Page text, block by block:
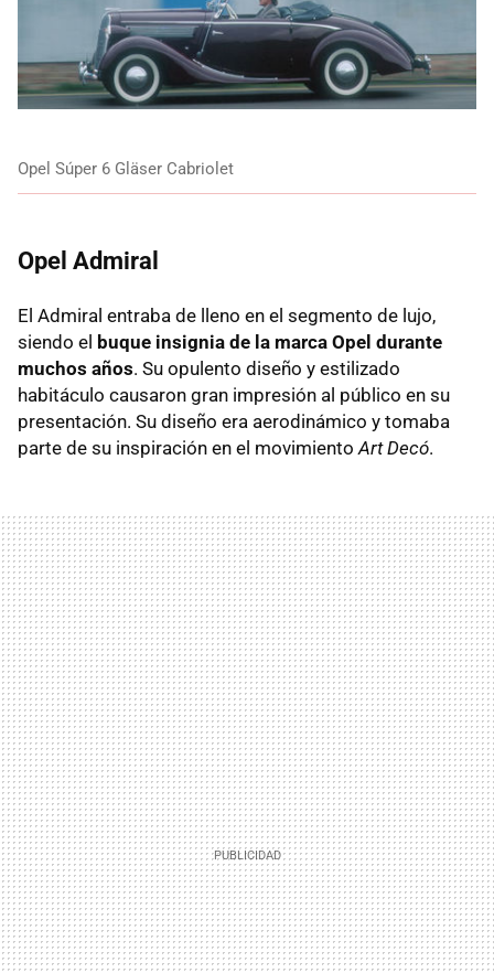
Opel Súper 6 Gläser Cabriolet
Opel Admiral
El Admiral entraba de lleno en el segmento de lujo,
siendo el buque insignia de la marca Opel durante
muchos años. Su opulento diseño y estilizado
habitáculo causaron gran impresión al público en su
presentación. Su diseño era aerodinámico y tomaba
parte de su inspiración en el movimientoArt Decó.